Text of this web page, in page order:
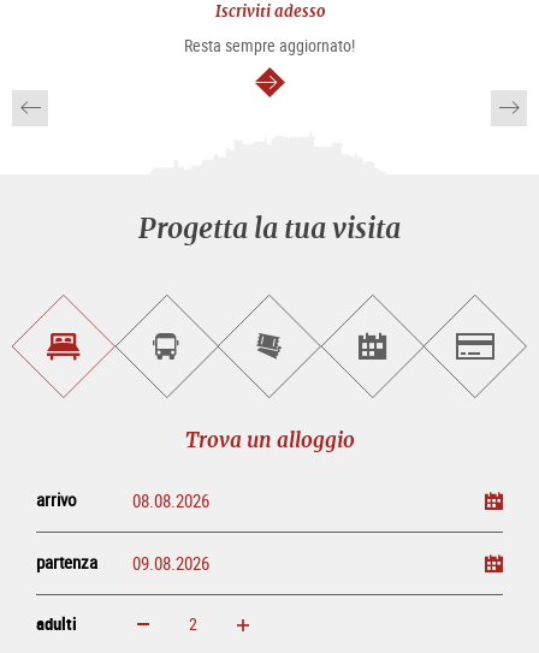
Iscriviti adesso
Resta sempre aggiornato!
segue
Progetta la tua visita
Trova
un
alloggio
Prenota
un
sightseeing
Compra
biglietti
Trova
gli
eventi
Trova un alloggio
arrivo
partenza
adulti ingrandisci diminuisci